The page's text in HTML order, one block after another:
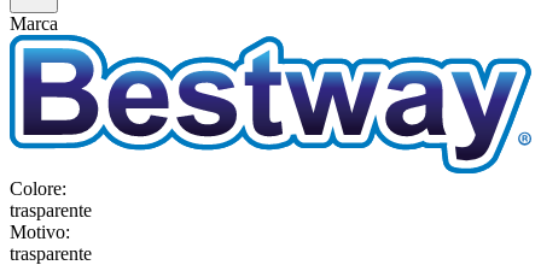
Marca
Colore:
trasparente
Motivo:
trasparente